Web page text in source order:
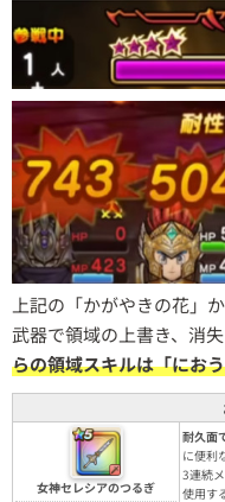
上記の「かがやきの花」
武器で領域の上書き、消
らの領域スキルは「にお
女神セレシアのつるぎ
耐久面
に便利
3連続
使用す